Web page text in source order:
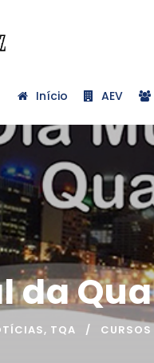
Início AEV
da
, TQA